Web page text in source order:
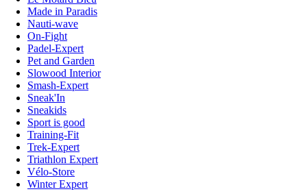
Made in Paradis
Nauti-wave
On-Fight
Padel-Expert
Pet and Garden
Slowood Interior
Smash-Expert
Sneak'In
Sneakids
Sport is good
Training-Fit
Trek-Expert
Triathlon Expert
Vélo-Store
Winter Expert